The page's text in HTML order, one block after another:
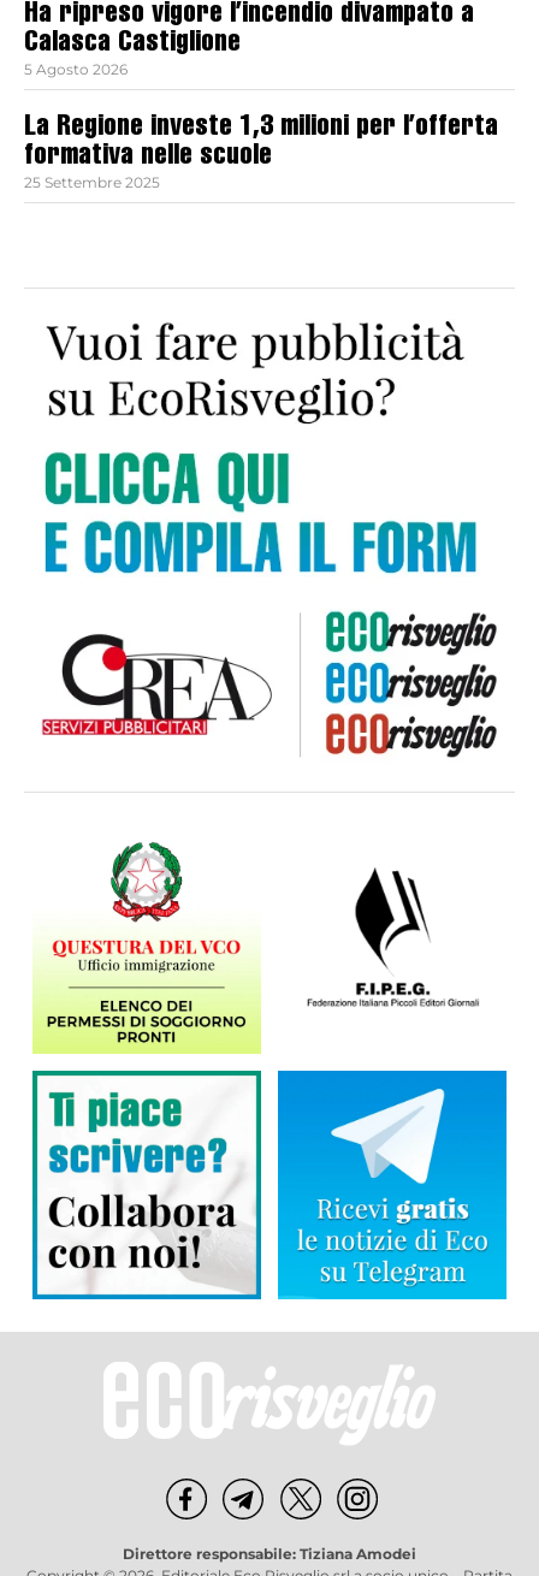
Ha ripreso vigore l’incendio divampato a
Calasca Castiglione
5 Agosto 2026
La Regione investe 1,3 milioni per l’offerta
formativa nelle scuole
25 Settembre 2025
Direttore responsabile: Tiziana Amodei